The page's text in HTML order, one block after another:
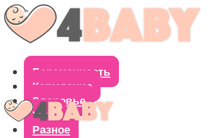
Беременность
Кормление
Здоровье
Уход
Разное